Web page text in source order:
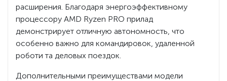
расширения. Благодаря энергоэффективному
процессору AMD Ryzen PRO прилад
демонстрирует отличную автономность, что
особенно важно для командировок, удаленной
роботи та деловых поездок.
Дополнительными преимуществами модели